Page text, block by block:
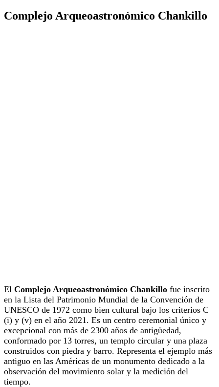
Complejo Arqueoastronómico Chankillo
El Complejo Arqueoastronómico Chankillo fue inscrito
en la Lista del Patrimonio Mundial de la Convención de
UNESCO de 1972 como bien cultural bajo los criterios C
(i) y (v) en el año 2021. Es un centro ceremonial único y
excepcional con más de 2300 años de antigüedad,
conformado por 13 torres, un templo circular y una plaza
construidos con piedra y barro. Representa el ejemplo más
antiguo en las Américas de un monumento dedicado a la
observación del movimiento solar y la medición del
tiempo.